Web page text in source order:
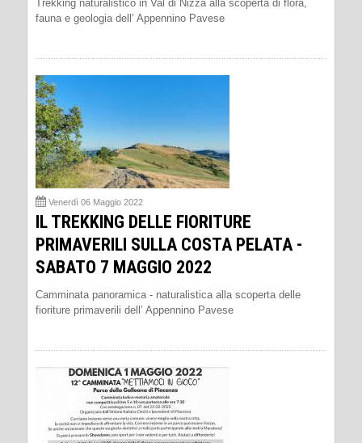
Trekking naturalistico in Val di Nizza alla scoperta di flora,
fauna e geologia dell’ Appennino Pavese
Venerdì 06 Maggio 2022
IL TREKKING DELLE FIORITURE
PRIMAVERILI SULLA COSTA PELATA -
SABATO 7 MAGGIO 2022
Camminata panoramica - naturalistica alla scoperta delle
fioriture primaverili dell’ Appennino Pavese